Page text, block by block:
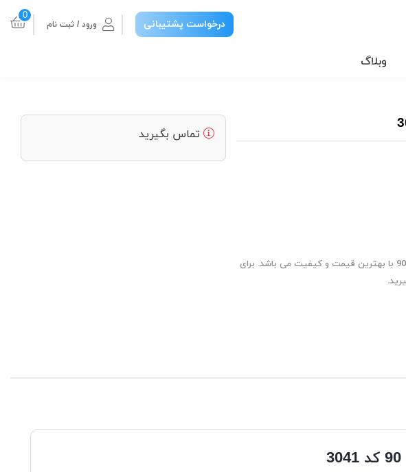
درخواست پشتیبانی ورود / ثبت نام
0
وبلاگ
نساجی آنلاین مرجع پخش عمده پارچه کودری عرض 90 با بهترین قیمت و کیفیت می باشد. برای
تماس بگیرید